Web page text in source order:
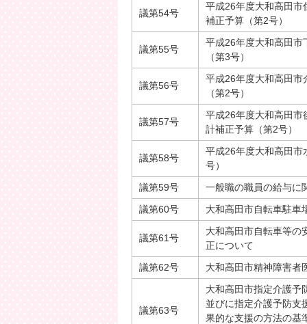
議第54号
平成26年度大和高田市
補正予算（第2号）
議第55号
平成26年度大和高田市
（第3号）
議第56号
平成26年度大和高田市
（第2号）
議第57号
平成26年度大和高田市
計補正予算（第2号）
議第58号
平成26年度大和高田市
号）
議第59号
一般職の職員の給与に
議第60号
大和高田市自転車駐車
議第61号
大和高田市自転車等の
正について
議第62号
大和高田市精神障害者
議第63号
大和高田市指定介護予
並びに指定介護予防支
果的な支援の方法の基